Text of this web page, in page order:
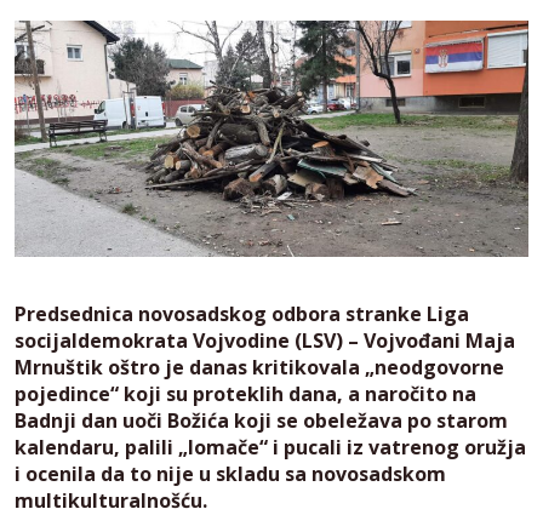
Predsednica novosadskog odbora stranke Liga
socijaldemokrata Vojvodine (LSV) – Vojvođani Maja
Mrnuštik oštro je danas kritikovala „neodgovorne
pojedince“ koji su proteklih dana, a naročito na
Badnji dan uoči Božića koji se obeležava po starom
kalendaru, palili „lomače“ i pucali iz vatrenog oružja
i ocenila da to nije u skladu sa novosadskom
multikulturalnošću.